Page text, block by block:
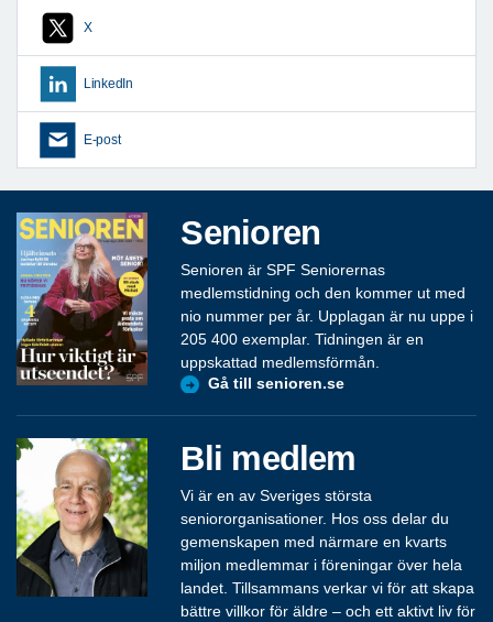
X
LinkedIn
E-post
Senioren
Senioren är SPF Seniorernas
medlemstidning och den kommer ut med
nio nummer per år. Upplagan är nu uppe i
205 400 exemplar. Tidningen är en
uppskattad medlemsförmån.
Gå till senioren.se
Bli medlem
Vi är en av Sveriges största
seniororganisationer. Hos oss delar du
gemenskapen med närmare en kvarts
miljon medlemmar i föreningar över hela
landet. Tillsammans verkar vi för att skapa
bättre villkor för äldre – och ett aktivt liv för